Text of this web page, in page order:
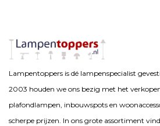
Lampentoppers is dé lampenspecialist
2003 houden we ons bezig met het
plafondlampen, inbouwspots en
scherpe prijzen. In ons grote assortiment